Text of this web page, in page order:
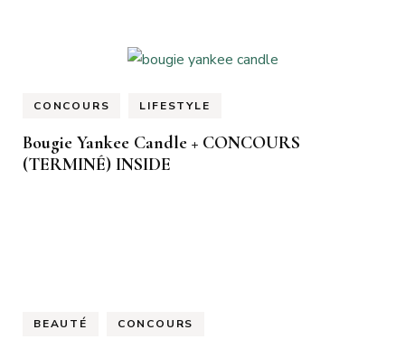
CONCOURS LIFESTYLE
Bougie Yankee Candle + CONCOURS
(TERMINÉ) INSIDE
BEAUTÉ CONCOURS